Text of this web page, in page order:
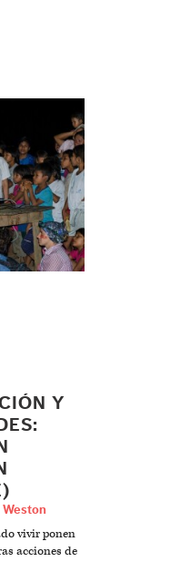
Y
Weston
vivir ponen
acciones de